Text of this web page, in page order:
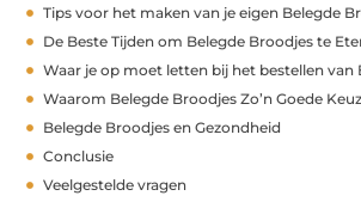
Tips voor het maken van je eigen Belegde
De Beste Tijden om Belegde Broodjes te
Waar je op moet letten bij het bestellen van
Waarom Belegde Broodjes Zo’n Goede
Belegde Broodjes en Gezondheid
Conclusie
Veelgestelde vragen